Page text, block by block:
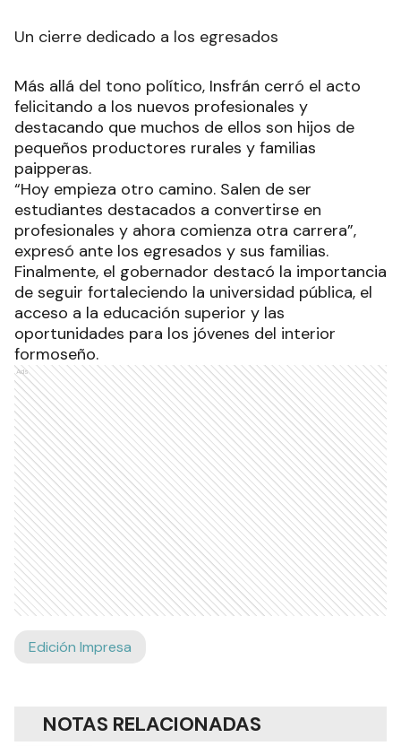
Un cierre dedicado a los egresados
Más allá del tono político, Insfrán cerró el acto
felicitando a los nuevos profesionales y
destacando que muchos de ellos son hijos de
pequeños productores rurales y familias
paipperas.
“Hoy empieza otro camino. Salen de ser
estudiantes destacados a convertirse en
profesionales y ahora comienza otra carrera”,
expresó ante los egresados y sus familias.
Finalmente, el gobernador destacó la importancia
de seguir fortaleciendo la universidad pública, el
acceso a la educación superior y las
oportunidades para los jóvenes del interior
formoseño.
Ads
Edición Impresa
NOTAS RELACIONADAS